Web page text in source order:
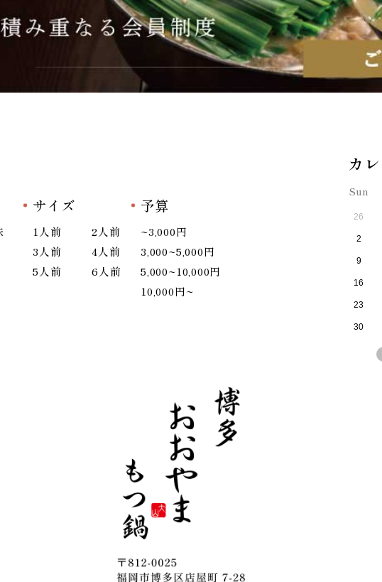
サイズ
1人前
2人前
3人前
4人前
5人前
6人前
予算
~3,000円
3,000~5,000円
5,000~10,000円
10,000円~
Sun
26
2
9
16
23
30